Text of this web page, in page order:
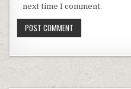
next time I comment.